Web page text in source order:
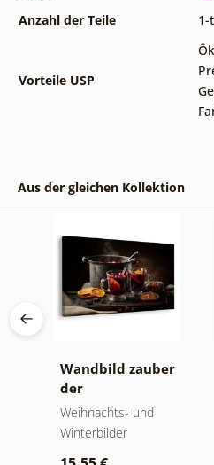
Anzahl der Teile
1-
Vorteile USP
Aus der gleichen Kollektion
Wandbild zauber
der
weihnachtlichen
geschmäcker
Weihnachts- und
Winterbilder